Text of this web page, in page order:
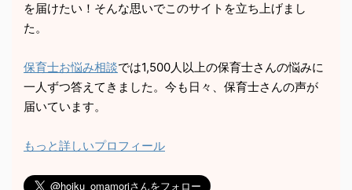
を届けたい！そんな思いでこのサイトを立ち上げまし
た。
保育士お悩み相談では1,500人以上の保育士さんの悩みに
一人ずつ答えてきました。今も日々、保育士さんの声が
届いています。
もっと詳しいプロフィール